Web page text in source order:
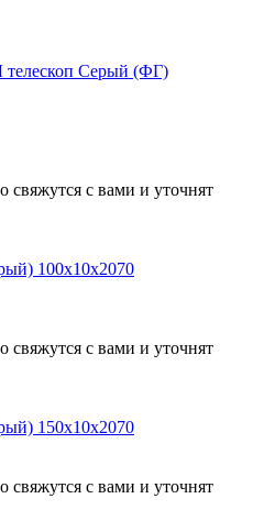
Серый (ФГ)
свяжутся с вами и уточнят
100х10х2070
свяжутся с вами и уточнят
150х10х2070
свяжутся с вами и уточнят